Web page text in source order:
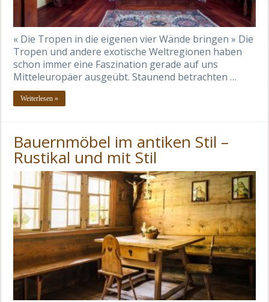
« Die Tropen in die eigenen vier Wände bringen » Die
Tropen und andere exotische Weltregionen haben
schon immer eine Faszination gerade auf uns
Mitteleuropäer ausgeübt. Staunend betrachten …
Weiterlesen »
Bauernmöbel im antiken Stil –
Rustikal und mit Stil